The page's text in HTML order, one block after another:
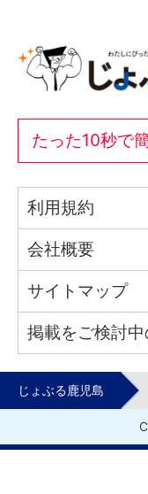
たった10秒で
利用規約
会社概要
サイトマップ
掲載をご検討
じょぶる鹿児島